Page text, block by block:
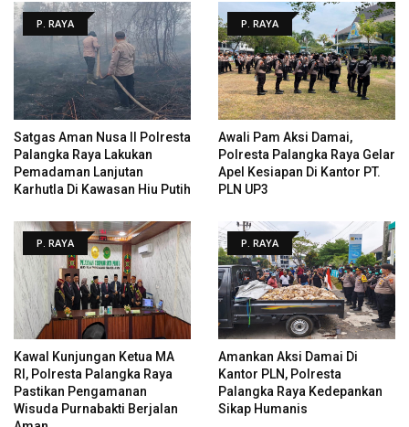
P. RAYA
Satgas Aman Nusa II Polresta
Palangka Raya Lakukan
Pemadaman Lanjutan
Karhutla Di Kawasan Hiu Putih
P. RAYA
Awali Pam Aksi Damai,
Polresta Palangka Raya Gelar
Apel Kesiapan Di Kantor PT.
PLN UP3
P. RAYA
Kawal Kunjungan Ketua MA
RI, Polresta Palangka Raya
Pastikan Pengamanan
Wisuda Purnabakti Berjalan
P. RAYA
Amankan Aksi Damai Di
Kantor PLN, Polresta
Palangka Raya Kedepankan
Sikap Humanis